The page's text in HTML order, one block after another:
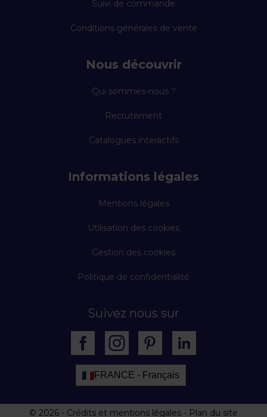
Suivi de commande
Conditions générales de vente
Nous découvrir
Qui sommes-nous ?
Recrutement
Catalogues interactifs
Informations légales
Mentions légales
Utilisation des cookies
Gestion des cookies
Politique de confidentialité
Suivez nous sur
FRANCE - Français
© 2026 - Crédits et mentions légales - Plan du site